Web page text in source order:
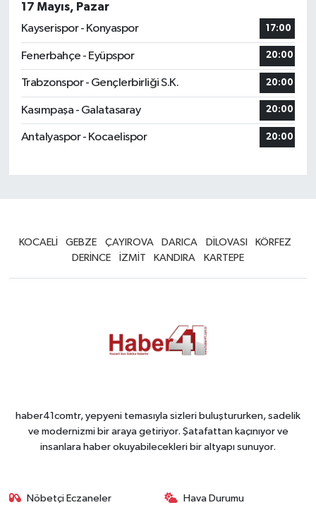
17 Mayıs, Pazar
Kayserispor - Konyaspor
17:00
Fenerbahçe - Eyüpspor 20:00
Trabzonspor - Gençlerbirliği S.K. 20:00
Kasımpaşa - Galatasaray 20:00
Antalyaspor - Kocaelispor 20:00
KOCAELİ GEBZE ÇAYIROVA DARICA DİLOVASI
KÖRFEZ
DERİNCE
İZMİT KANDIRA KARTEPE
haber41comtr, yepyeni temasıyla sizleri buluştururken, sadelik
ve modernizmi bir araya getiriyor. Şatafattan kaçınıyor ve
insanlara haber okuyabilecekleri bir altyapı sunuyor.
Nöbetçi Eczaneler Hava Durumu